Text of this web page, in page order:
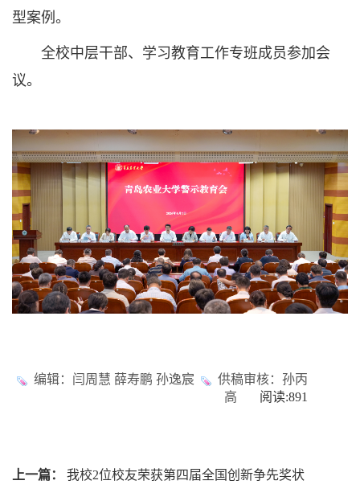
型案例。
全校中层干部、学习教育工作专班成员参加会
议。
编辑：闫周慧 薛寿鹏 孙逸宸
供稿审核：孙丙
高 阅读:891
上一篇： 我校2位校友荣获第四届全国创新争先奖状